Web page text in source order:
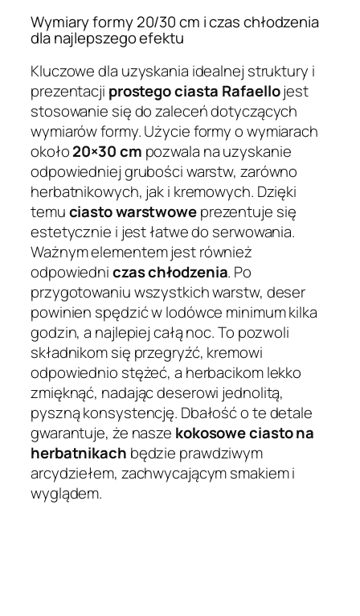
Wymiary formy 20/30 cm i czas chłodzenia
dla najlepszego efektu
Kluczowe dla uzyskania idealnej struktury i
prezentacji prostego ciasta Rafaellojest
stosowanie się do zaleceń dotyczących
wymiarów formy. Użycie formy o wymiarach
około20×30 cm pozwala na uzyskanie
odpowiedniej grubości warstw, zarówno
herbatnikowych, jak i kremowych. Dzięki
temuciasto warstwoweprezentuje się
estetycznie i jest łatwe do serwowania.
Ważnym elementem jest również
odpowiedniczas chłodzenia. Po
przygotowaniu wszystkich warstw, deser
powinien spędzić w lodówce minimum kilka
godzin, a najlepiej całą noc. To pozwoli
składnikom się przegryźć, kremowi
odpowiednio stężeć, a herbacikom lekko
zmięknąć, nadając deserowi jednolitą,
pyszną konsystencję. Dbałość o te detale
gwarantuje, że nasze kokosowe ciasto na
herbatnikach będzie prawdziwym
arcydziełem, zachwycającym smakiem i
wyglądem.